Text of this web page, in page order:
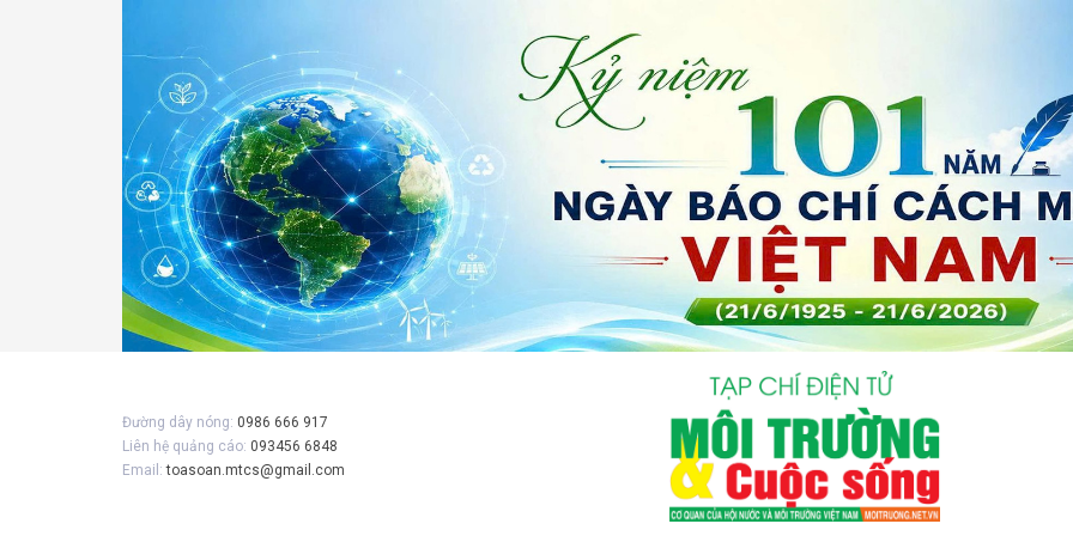
Đường dây nóng: 0986 666 917
Liên hệ quảng cáo: 093456 6848
Email:toasoan.mtcs@gmail.com
Gửi bình luận